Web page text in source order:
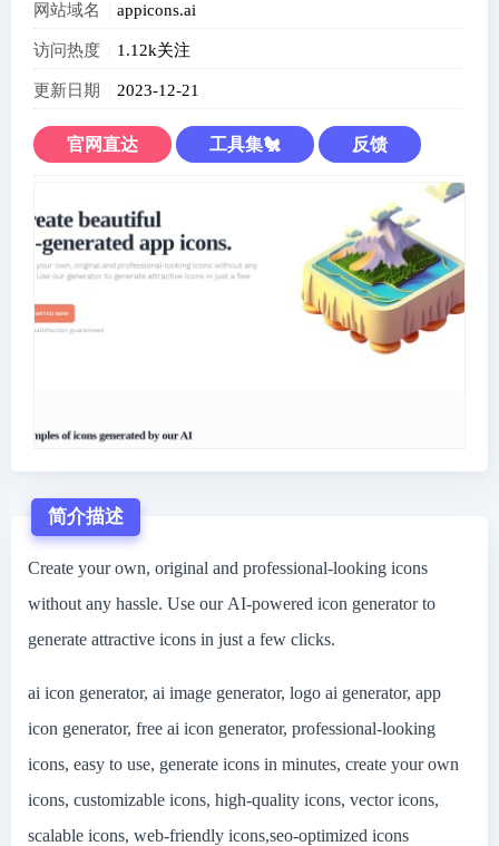
网站域名 appicons.ai
访问热度 1.12k关注
更新日期 2023-12-21
官网直达 工具集🐔 反馈
简介描述
Create your own, original and professional-looking icons
without any hassle. Use our AI-powered icon generator to
generate attractive icons in just a few clicks.
ai icon generator, ai image generator, logo ai generator, app
icon generator, free ai icon generator, professional-looking
icons, easy to use, generate icons in minutes, create your own
icons, customizable icons, high-quality icons, vector icons,
scalable icons, web-friendly icons,seo-optimized icons